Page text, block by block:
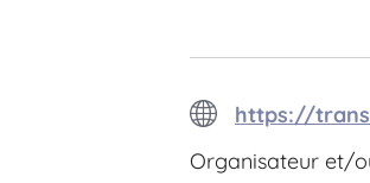
https://
Organisateur et/